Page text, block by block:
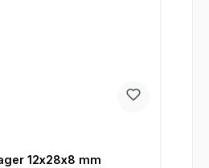
12x28x8 mm